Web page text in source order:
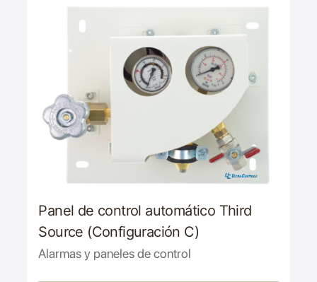
Panel de control automático Third
Source (Configuración C)
Alarmas y paneles de control